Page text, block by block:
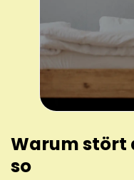
Warum stört
so